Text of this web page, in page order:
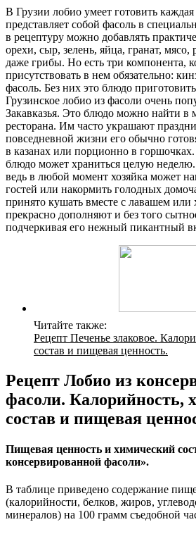
В Грузии лобио умеет готовить
представляет собой фасоль в
в рецептуру можно добавлять
орехи, сыр, зелень, яйца, гранат,
даже грибы. Но есть три компонента,
присутствовать в нем обязательно:
фасоль. Без них это блюдо
Грузинское лобио из фасоли очень
Закавказья. Это блюдо можно найти
ресторана. Им часто украшают
повседневной жизни его обычно
в казанах или порционно в
блюдо может храниться целую
ведь в любой момент хозяйка может
гостей или накормить голодных
принято кушать вместе с лавашем или
прекрасно дополняют и без того
подчеркивая его нежный пикантный
Читайте также:
Рецепт Печенье злаковое.
состав и пищевая ценность.
Рецепт Лобио из
фасоли. Калорийность,
состав и пищевая
Пищевая ценность и химический
консервированной фасоли».
В таблице приведено содержание
(калорийности, белков, жиров,
минералов) на 100 грамм съедобной